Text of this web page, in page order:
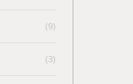
(9)
(3)